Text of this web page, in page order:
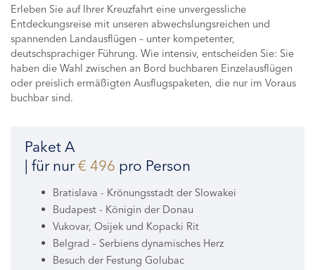
Erleben Sie auf Ihrer Kreuzfahrt eine unvergessliche
Entdeckungsreise mit unseren abwechslungsreichen und
spannenden Landausflügen – unter kompetenter,
deutschsprachiger Führung. Wie intensiv, entscheiden Sie: Sie
haben die Wahl zwischen an Bord buchbaren Einzelausflügen
oder preislich ermäßigten Ausflugspaketen, die nur im Voraus
buchbar sind.
Paket A
| für nur€ 496 pro Person
Bratislava - Krönungsstadt der Slowakei
Budapest - Königin der Donau
Vukovar, Osijek und Kopacki Rit
Belgrad – Serbiens dynamisches Herz
Besuch der Festung Golubac